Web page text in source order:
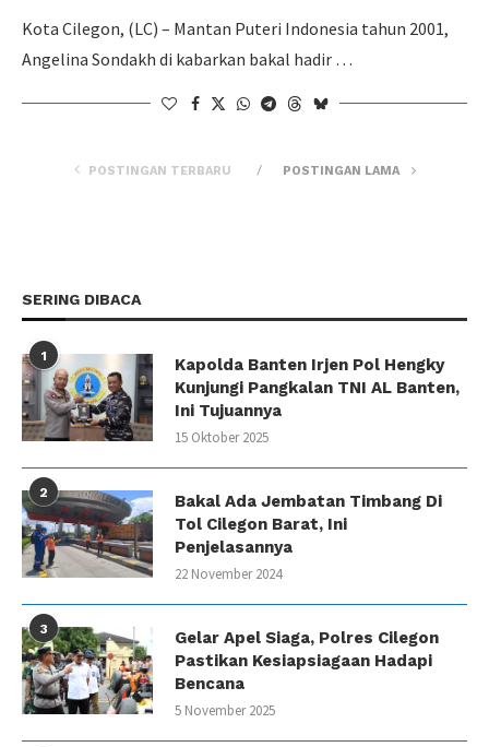
Kota Cilegon, (LC) – Mantan Puteri Indonesia tahun 2001,
Angelina Sondakh di kabarkan bakal hadir …
POSTINGAN TERBARU POSTINGAN LAMA
SERING DIBACA
1
Kapolda Banten Irjen Pol Hengky
Kunjungi Pangkalan TNI AL Banten,
Ini Tujuannya
15 Oktober 2025
2
Bakal Ada Jembatan Timbang Di
Tol Cilegon Barat, Ini
Penjelasannya
22 November 2024
3
Gelar Apel Siaga, Polres Cilegon
Pastikan Kesiapsiagaan Hadapi
Bencana
5 November 2025